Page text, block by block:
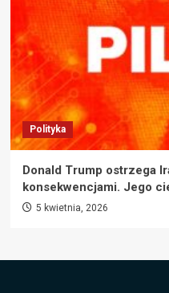
Polityka
Donald Trump ostrzega
konsekwencjami. Jego
5 kwietnia, 2026